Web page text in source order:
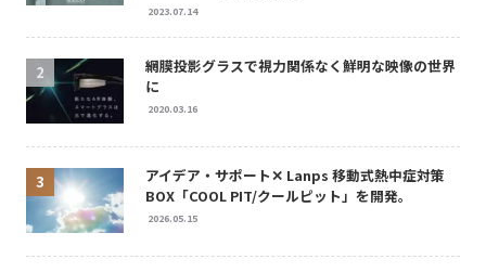
2023.07.14
網膜投影グラスで視力関係なく鮮明な映像の世界
に
2020.03.16
アイデア・サポート✕ Lanps 移動式熱中症対策
BOX「COOL PIT/クールピット」を開発。
2026.05.15